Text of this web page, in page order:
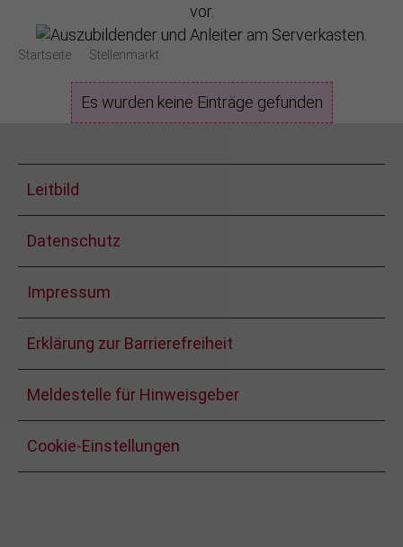
Startseite Stellenmarkt
Es wurden keine Einträge gefunden
Leitbild
Datenschutz
Impressum
Erklärung zur Barrierefreiheit
Meldestelle für Hinweisgeber
Cookie-Einstellungen